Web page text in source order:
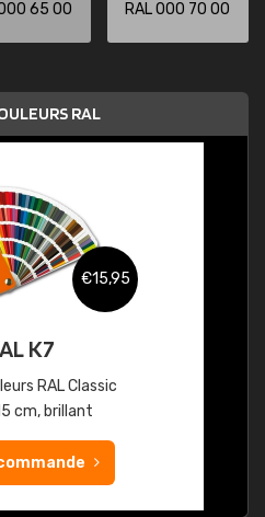
65 00 RAL 000 70 00
RAL
€15,95
K7
RAL Classic
cm, brillant